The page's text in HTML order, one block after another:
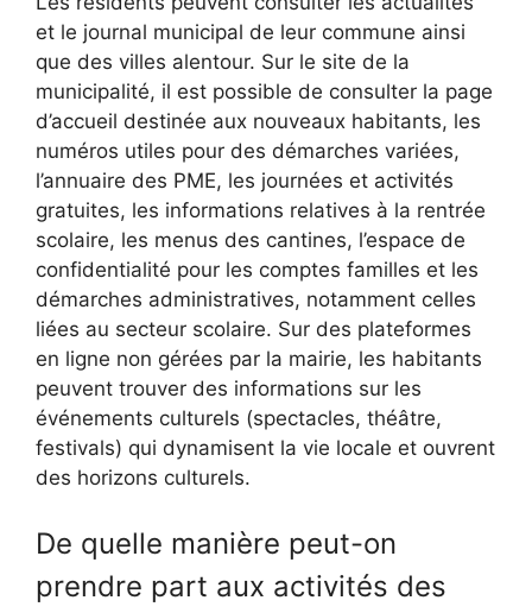
et le journal municipal de leur commune ainsi
que des villes alentour. Sur le site de la
municipalité, il est possible de consulter la page
d’accueil destinée aux nouveaux habitants, les
numéros utiles pour des démarches variées,
l’annuaire des PME, les journées et activités
gratuites, les informations relatives à la rentrée
scolaire, les menus des cantines, l’espace de
confidentialité pour les comptes familles et les
démarches administratives, notamment celles
liées au secteur scolaire. Sur des plateformes
en ligne non gérées par la mairie, les habitants
peuvent trouver des informations sur les
événements culturels (spectacles, théâtre,
festivals) qui dynamisent la vie locale et ouvrent
des horizons culturels.
De quelle manière peut-on
prendre part aux activités des